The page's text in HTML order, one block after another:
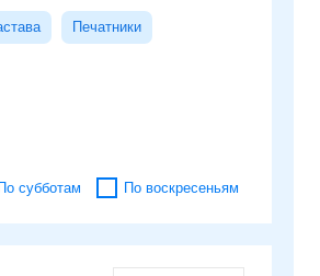
Печатники
По субботам По воскресеньям